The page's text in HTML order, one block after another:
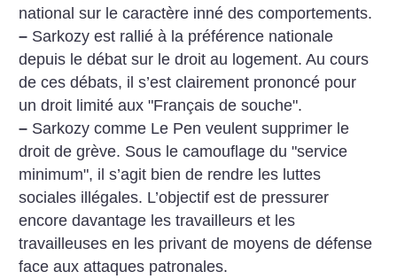
national sur le caractère inné des comportements.
– Sarkozy est rallié à la préférence nationale
depuis le débat sur le droit au logement. Au cours
de ces débats, il s’est clairement prononcé pour
un droit limité aux "Français de souche".
– Sarkozy comme Le Pen veulent supprimer le
droit de grève. Sous le camouflage du "service
minimum", il s’agit bien de rendre les luttes
sociales illégales. L’objectif est de pressurer
encore davantage les travailleurs et les
travailleuses en les privant de moyens de défense
face aux attaques patronales.